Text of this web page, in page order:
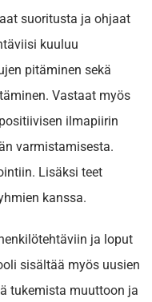
suoritusta ja ohjaat
kuuluu
pitäminen sekä
Vastaat myös
ilmapiirin
varmistamisesta.
Lisäksi teet
kanssa.
ja loput
sisältää myös uusien
tukemista muuttoon ja